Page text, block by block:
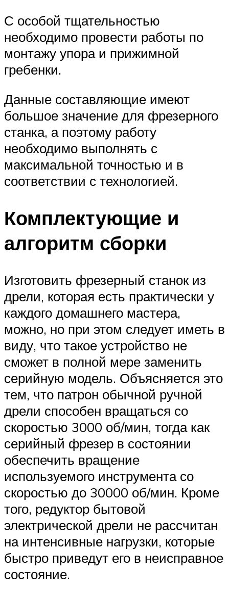
С особой тщательностью
необходимо провести работы по
монтажу упора и прижимной
гребенки.
Данные составляющие имеют
большое значение для фрезерного
станка, а поэтому работу
необходимо выполнять с
максимальной точностью и в
соответствии с технологией.
Комплектующие и
алгоритм сборки
Изготовить фрезерный станок из
дрели, которая есть практически у
каждого домашнего мастера,
можно, но при этом следует иметь в
виду, что такое устройство не
сможет в полной мере заменить
серийную модель. Объясняется это
тем, что патрон обычной ручной
дрели способен вращаться со
скоростью 3000 об/мин, тогда как
серийный фрезер в состоянии
обеспечить вращение
используемого инструмента со
скоростью до 30000 об/мин. Кроме
того, редуктор бытовой
электрической дрели не рассчитан
на интенсивные нагрузки, которые
быстро приведут его в неисправное
состояние.